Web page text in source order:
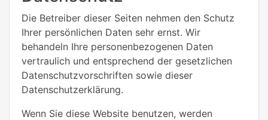
Die Betreiber dieser Seiten nehmen den Schutz
Ihrer persönlichen Daten sehr ernst. Wir
behandeln Ihre personenbezogenen Daten
vertraulich und entsprechend der gesetzlichen
Datenschutzvorschriften sowie dieser
Datenschutzerklärung.
Wenn Sie diese Website benutzen, werden